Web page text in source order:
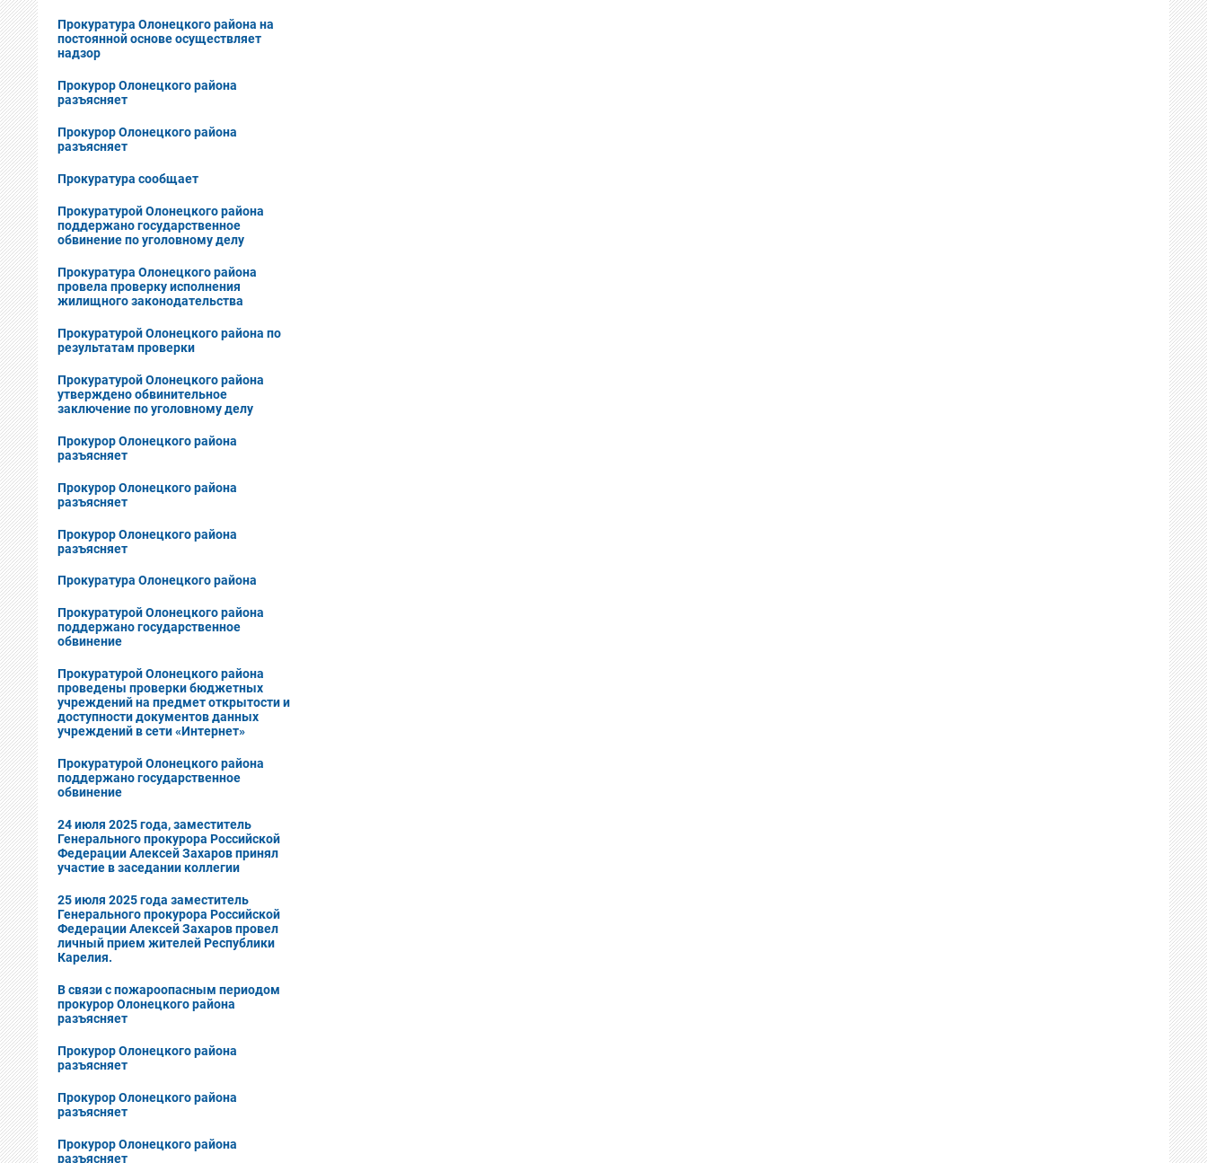
Прокуратура Олонецкого района на
постоянной основе осуществляет
надзор
Прокурор Олонецкого района
разъясняет
Прокурор Олонецкого района
разъясняет
Прокуратура сообщает
Прокуратурой Олонецкого района
поддержано государственное
обвинение по уголовному делу
Прокуратура Олонецкого района
провела проверку исполнения
жилищного законодательства
Прокуратурой Олонецкого района по
результатам проверки
Прокуратурой Олонецкого района
утверждено обвинительное
заключение по уголовному делу
Прокурор Олонецкого района
разъясняет
Прокурор Олонецкого района
разъясняет
Прокурор Олонецкого района
разъясняет
Прокуратура Олонецкого района
Прокуратурой Олонецкого района
поддержано государственное
обвинение
Прокуратурой Олонецкого района
проведены проверки бюджетных
учреждений на предмет открытости и
доступности документов данных
учреждений в сети «Интернет»
Прокуратурой Олонецкого района
поддержано государственное
обвинение
24 июля 2025 года, заместитель
Генерального прокурора Российской
Федерации Алексей Захаров принял
участие в заседании коллегии
25 июля 2025 года заместитель
Генерального прокурора Российской
Федерации Алексей Захаров провел
личный прием жителей Республики
Карелия.
В cвязи с пожароопасным периодом
прокурор Олонецкого района
разъясняет
Прокурор Олонецкого района
разъясняет
Прокурор Олонецкого района
разъясняет
Прокурор Олонецкого района
разъясняет